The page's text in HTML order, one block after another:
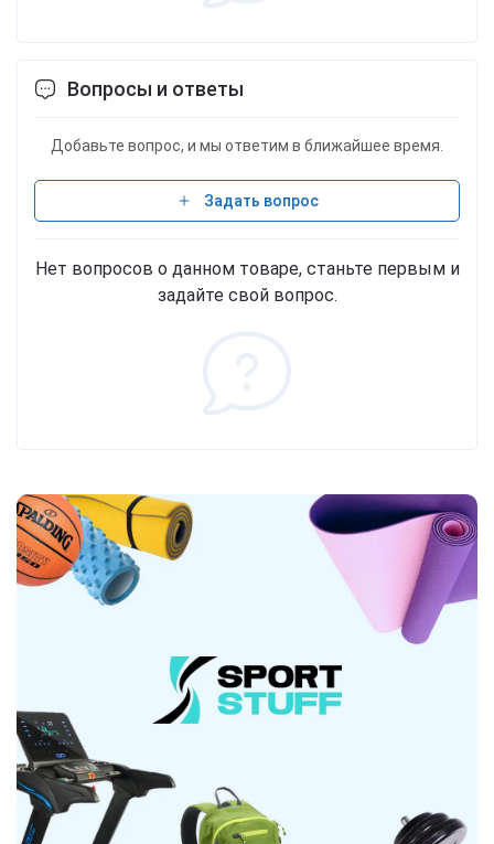
Вопросы и ответы
Добавьте вопрос, и мы ответим в ближайшее время.
Задать вопрос
Нет вопросов о данном товаре, станьте первым и
задайте свой вопрос.